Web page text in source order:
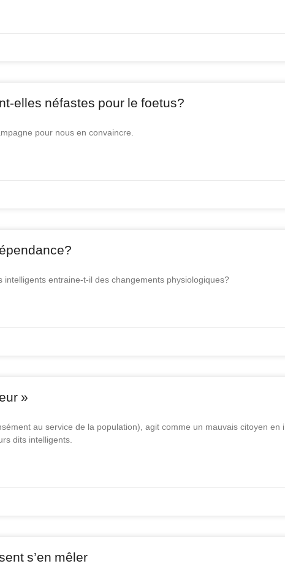
elles néfastes pour le foetus?
pour nous en convaincre.
entraine-t-il des changements physiologiques?
»
au service de la population), agit comme un mauvais citoyen en
dits intelligents.
s’en mêler